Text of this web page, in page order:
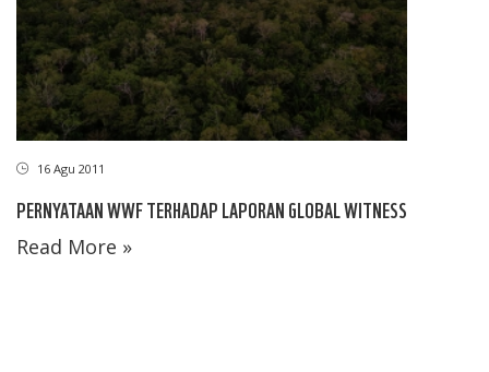
16 Agu 2011
PERNYATAAN WWF TERHADAP LAPORAN GLOBAL WITNESS
Read More »